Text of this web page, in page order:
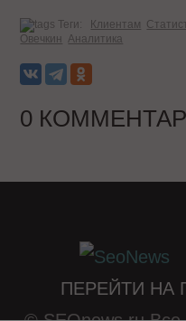
Теги: Клиентам
Овечкин Аналитика
0
ПЕРЕЙТИ